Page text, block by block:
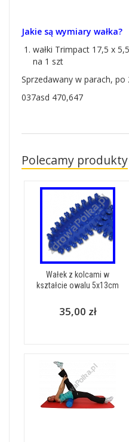
Jakie są wymiary wałka?
wałki Trimpact 17,5 x
na 1 szt
Sprzedawany w parach, po
037asd 470,647
Polecamy produkty
Wałek z kolcami w
kształcie owalu 5x13cm
35,00 zł